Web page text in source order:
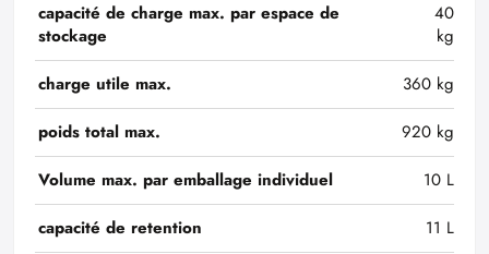
capacité de charge max. par espace de
stockage
40
kg
charge utile max.
360 kg
poids total max.
920 kg
Volume max. par emballage individuel
10 L
capacité de retention
11 L